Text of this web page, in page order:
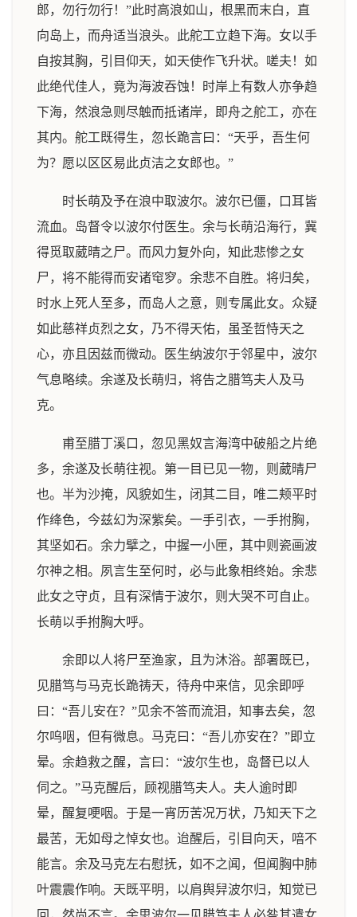
郎，勿行勿行！”此时高浪如山，根黑而末白，直
向岛上，而舟适当浪头。此舵工立趋下海。女以手
自按其胸，引目仰天，如天使作飞升状。嗟夫！如
此绝代佳人，竟为海波吞蚀！时岸上有数人亦争趋
下海，然浪急则尽触而抵诸岸，即舟之舵工，亦在
其内。舵工既得生，忽长跪言曰：“天乎，吾生何
为？愿以区区易此贞洁之女郎也。”
时长萌及予在浪中取波尔。波尔已僵，口耳皆
流血。岛督令以波尔付医生。余与长萌沿海行，冀
得觅取葳晴之尸。而风力复外向，知此悲惨之女
尸，将不能得而安诸窀穸。余悲不自胜。将归矣，
时水上死人至多，而岛人之意，则专属此女。众疑
如此慈祥贞烈之女，乃不得天佑，虽圣哲恃天之
心，亦且因兹而微动。医生纳波尔于邻星中，波尔
气息略续。余遂及长萌归，将告之腊笃夫人及马
克。
甫至腊丁溪口，忽见黑奴言海湾中破船之片绝
多，余遂及长萌往视。第一目已见一物，则葳晴尸
也。半为沙掩，风貌如生，闭其二目，唯二颊平时
作绛色，今兹幻为深紫矣。一手引衣，一手拊胸，
其坚如石。余力擘之，中握一小匣，其中则瓷画波
尔神之相。夙言生至何时，必与此象相终始。余悲
此女之守贞，且有深情于波尔，则大哭不可自止。
长萌以手拊胸大呼。
余即以人将尸至渔家，且为沐浴。部署既已，
见腊笃与马克长跪祷天，待舟中来信，见余即呼
曰：“吾儿安在？”见余不答而流泪，知事去矣，忽
尔呜咽，但有微息。马克曰：“吾儿亦安在？”即立
晕。余趋救之醒，言曰：“波尔生也，岛督已以人
伺之。”马克醒后，顾视腊笃夫人。夫人逾时即
晕，醒复哽咽。于是一宵历苦况万状，乃知天下之
最苦，无如母之悼女也。迨醒后，引目向天，喑不
能言。余及马克左右慰抚，如不之闻，但闻胸中肺
叶震震作响。天既平明，以肩舆舁波尔归，知觉已